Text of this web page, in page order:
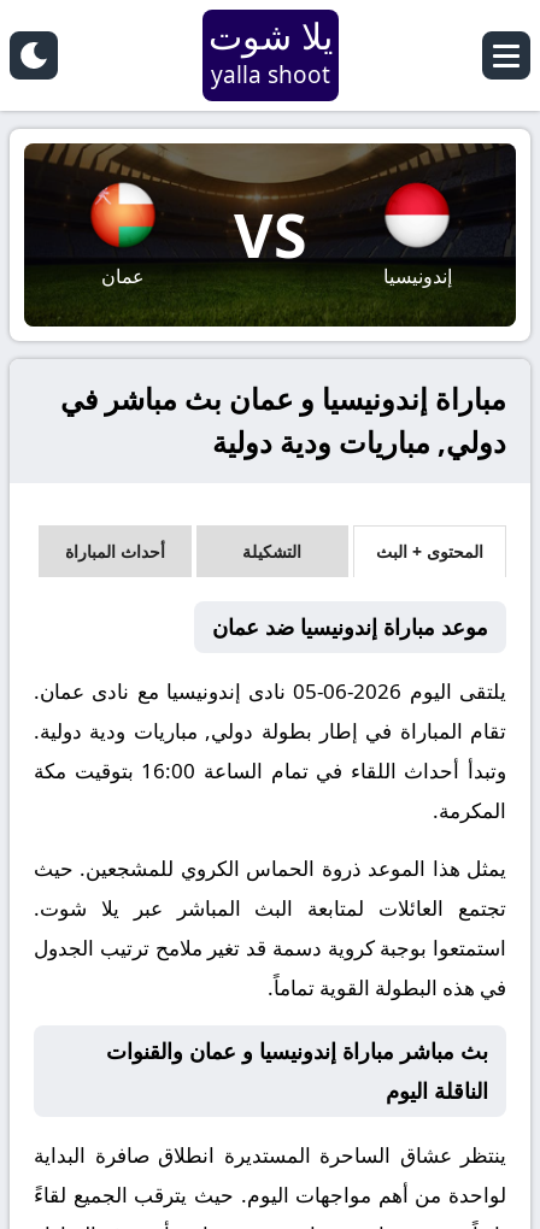
يلا شوت
yalla shoot
إندونيسيا
VS
عمان
مباراة إندونيسيا و عمان بث مباشر في
دولي, مباريات ودية دولية
المحتوى + البث التشكيلة أحداث المباراة
موعد مباراة إندونيسيا ضد عمان
يلتقى اليوم 2026-06-05 نادى إندونيسيا مع نادى عمان.
تقام المباراة في إطار بطولة دولي, مباريات ودية دولية.
وتبدأ أحداث اللقاء في تمام الساعة 16:00 بتوقيت مكة
المكرمة.
يمثل هذا الموعد ذروة الحماس الكروي للمشجعين. حيث
تجتمع العائلات لمتابعة البث المباشر عبر يلا شوت.
استمتعوا بوجبة كروية دسمة قد تغير ملامح ترتيب الجدول
في هذه البطولة القوية تماماً.
بث مباشر مباراة إندونيسيا و عمان والقنوات
الناقلة اليوم
ينتظر عشاق الساحرة المستديرة انطلاق صافرة البداية
لواحدة من أهم مواجهات اليوم. حيث يترقب الجميع لقاءً